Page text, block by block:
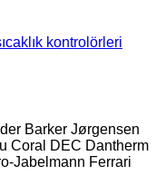
kontrolörleri
Barker Jørgensen
Coral DEC Dantherm
Jabelmann Ferrari